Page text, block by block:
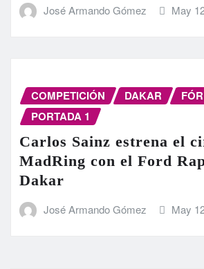
José Armando Gómez May
COMPETICIÓN DAKAR
PORTADA 1
Carlos Sainz estrena el
MadRing con el Ford
Dakar
José Armando Gómez May